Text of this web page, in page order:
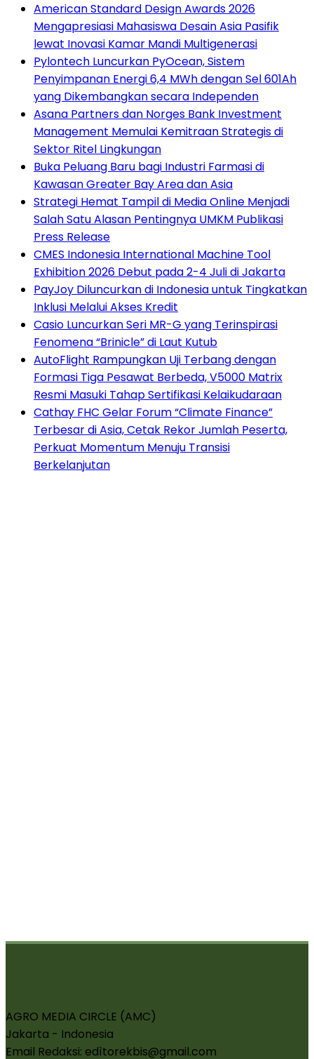
American Standard Design Awards 2026
Mengapresiasi Mahasiswa Desain Asia Pasifik
lewat Inovasi Kamar Mandi Multigenerasi
Pylontech Luncurkan PyOcean, Sistem
Penyimpanan Energi 6,4 MWh dengan Sel 601Ah
yang Dikembangkan secara Independen
Asana Partners dan Norges Bank Investment
Management Memulai Kemitraan Strategis di
Sektor Ritel Lingkungan
Buka Peluang Baru bagi Industri Farmasi di
Kawasan Greater Bay Area dan Asia
Strategi Hemat Tampil di Media Online Menjadi
Salah Satu Alasan Pentingnya UMKM Publikasi
Press Release
CMES Indonesia International Machine Tool
Exhibition 2026 Debut pada 2-4 Juli di Jakarta
PayJoy Diluncurkan di Indonesia untuk Tingkatkan
Inklusi Melalui Akses Kredit
Casio Luncurkan Seri MR-G yang Terinspirasi
Fenomena “Brinicle” di Laut Kutub
AutoFlight Rampungkan Uji Terbang dengan
Formasi Tiga Pesawat Berbeda, V5000 Matrix
Resmi Masuki Tahap Sertifikasi Kelaikudaraan
Cathay FHC Gelar Forum “Climate Finance”
Terbesar di Asia, Cetak Rekor Jumlah Peserta,
Perkuat Momentum Menuju Transisi
Berkelanjutan
AGRO MEDIA CIRCLE (AMC)
Jakarta - Indonesia
Email Redaksi: edìtorekbis@gmail.com